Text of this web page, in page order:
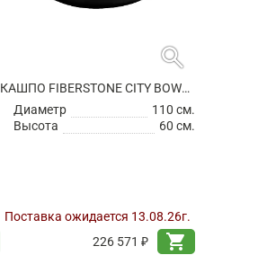
search
КАШПО FIBERSTONE CITY BOWL M BLACK
Диаметр
110 см.
Высота
60 см.
Поставка ожидается 13.08.26г.
226 571 ₽
shopping_cart